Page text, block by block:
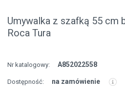
Umywalka z szafką 55 cm
Roca Tura
Nr katalogowy: A852022558
Dostępność: na zamówienie